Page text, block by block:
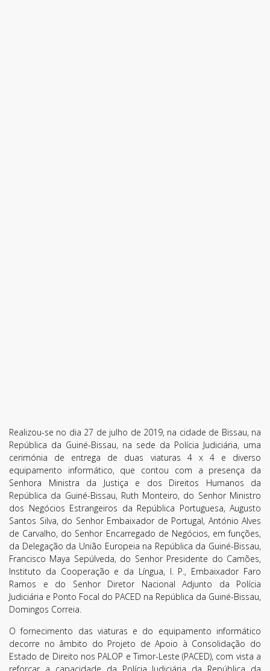
Realizou-se no dia 27 de julho de 2019, na cidade de Bissau, na
República da Guiné-Bissau, na sede da Polícia Judiciária, uma
cerimónia de entrega de duas viaturas 4 x 4 e diverso
equipamento informático, que contou com a presença da
Senhora Ministra da Justiça e dos Direitos Humanos da
República da Guiné-Bissau, Ruth Monteiro, do Senhor Ministro
dos Negócios Estrangeiros da República Portuguesa, Augusto
Santos Silva, do Senhor Embaixador de Portugal, António Alves
de Carvalho, do Senhor Encarregado de Negócios, em funções,
da Delegação da União Europeia na República da Guiné-Bissau,
Francisco Maya Sepúlveda, do Senhor Presidente do Camões,
Instituto da Cooperação e da Língua, I. P., Embaixador Faro
Ramos e do Senhor Diretor Nacional Adjunto da Polícia
Judiciária e Ponto Focal do PACED na República da Guiné-Bissau,
Domingos Correia.
O fornecimento das viaturas e do equipamento informático
decorre no âmbito do Projeto de Apoio à Consolidação do
Estado de Direito nos PALOP e Timor-Leste (PACED), com vista a
reforçar a capacidade da Polícia Judiciária da República da